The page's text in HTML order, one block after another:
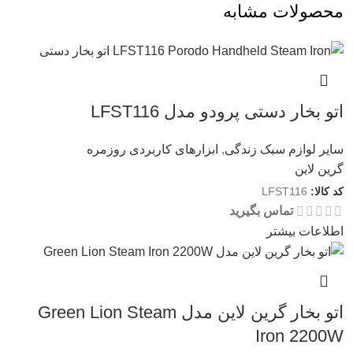
محصولات مشابه
اتو بخار دستی پرودو مدل LFST116
سایر لوازم سبک زندگی, ابزارهای کاربردی روزمره
گرین لاین
کد کالا: LFST116
تماس بگیرید
اطلاعات بیشتر
اتو بخار گرین لاین مدل Green Lion Steam
Iron 2200W